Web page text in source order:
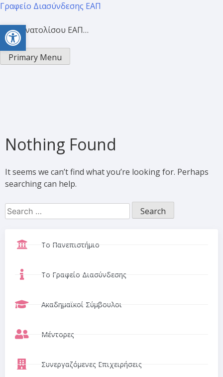
Open toolbar
Γραφείο Διασύνδεσης ΕΑΠ
Προσανατολίσου ΕΑΠ…
Primary Menu
Nothing Found
It seems we can’t find what you’re looking for. Perhaps
searching can help.
Το Πανεπιστήμιο
Το Γραφείο Διασύνδεσης
Ακαδημαϊκοί Σύμβουλοι
Μέντορες
Συνεργαζόμενες Επιχειρήσεις